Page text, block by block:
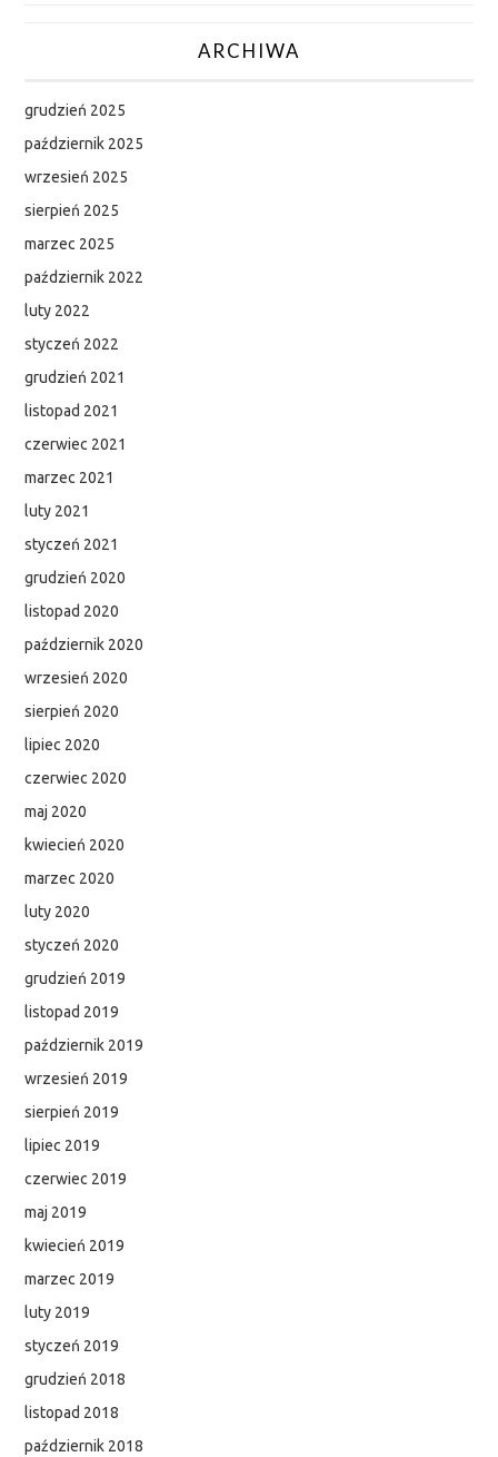
ARCHIWA
grudzień 2025
październik 2025
wrzesień 2025
sierpień 2025
marzec 2025
październik 2022
luty 2022
styczeń 2022
grudzień 2021
listopad 2021
czerwiec 2021
marzec 2021
luty 2021
styczeń 2021
grudzień 2020
listopad 2020
październik 2020
wrzesień 2020
sierpień 2020
lipiec 2020
czerwiec 2020
maj 2020
kwiecień 2020
marzec 2020
luty 2020
styczeń 2020
grudzień 2019
listopad 2019
październik 2019
wrzesień 2019
sierpień 2019
lipiec 2019
czerwiec 2019
maj 2019
kwiecień 2019
marzec 2019
luty 2019
styczeń 2019
grudzień 2018
listopad 2018
październik 2018